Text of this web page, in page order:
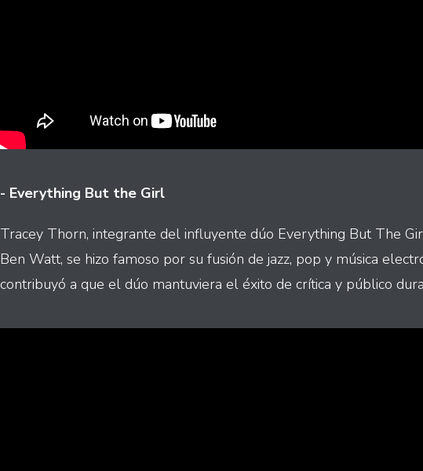
- Everything But the Girl
Tracey Thorn, integrante del influyente dúo Everything But The
Ben Watt, se hizo famoso por su fusión de jazz, pop y música
contribuyó a que el dúo mantuviera el éxito de crítica y público